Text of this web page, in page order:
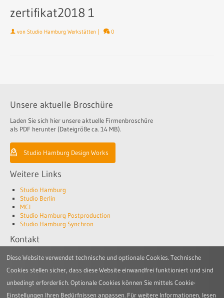
zertifikat2018 1
von Studio Hamburg Werkstätten | 0
Unsere aktuelle Broschüre
Laden Sie sich hier unsere aktuelle Firmenbroschüre
als PDF herunter (Dateigröße ca. 14 MB).
Studio Hamburg Design Works
Weitere Links
Studio Hamburg
Studio Berlin
MCI
Studio Hamburg Postproduction
Studio Hamburg Synchron
Kontakt
Studio Hamburg Design Works GmbH
22045 Hamburg
Telefon: +49 (0)40 6688-3300
Diese Website verwendet technische und optionale Cookies. Technische
Cookies stellen sicher, dass diese Website einwandfrei funktioniert und sind
unbedingt erforderlich. Optionale Cookies können Sie mittels Cookie-
Einstellungen Ihren Bedürfnissen anpassen. Für weitere Informationen, lesen